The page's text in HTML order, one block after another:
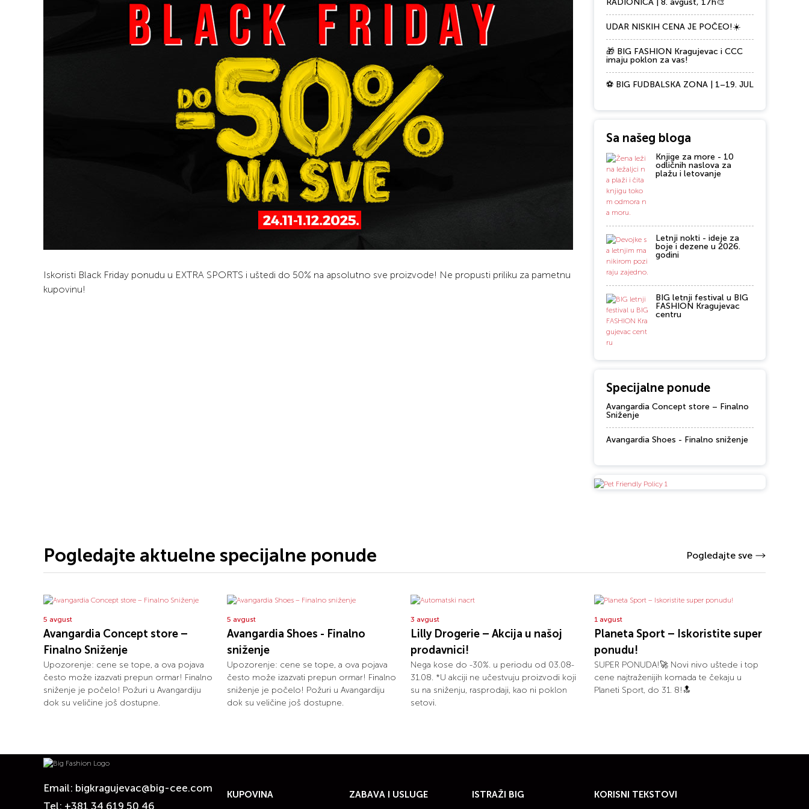
Iskoristi Black Friday ponudu u EXTRA SPORTS i uštedi do 50% na apsolutno sve proizvode! Ne propusti priliku za pametnu
kupovinu!
RADIONICA | 8. avgust, 17h🎨
UDAR NISKIH CENA JE POČEO!☀️
🎁 BIG FASHION Kragujevac i CCC
imaju poklon za vas!
⚽ BIG FUDBALSKA ZONA | 1–19. JUL
Sa našeg bloga
Knjige za more - 10
odličnih naslova za
plažu i letovanje
Letnji nokti - ideje za
boje i dezene u 2026.
godini
BIG letnji festival u BIG
FASHION Kragujevac
centru
Specijalne ponude
Avangardia Concept store – Finalno
Sniženje
Avangardia Shoes - Finalno sniženje
Pogledajte aktuelne specijalne ponude Pogledajte sve
5 avgust
Avangardia Concept store –
Finalno Sniženje
Upozorenje: cene se tope, a ova pojava
često može izazvati prepun ormar! Finalno
sniženje je počelo! Požuri u Avangardiju
dok su veličine još dostupne.
5 avgust
Avangardia Shoes - Finalno
sniženje
Upozorenje: cene se tope, a ova pojava
često može izazvati prepun ormar! Finalno
sniženje je počelo! Požuri u Avangardiju
dok su veličine još dostupne.
3 avgust
Lilly Drogerie – Akcija u našoj
prodavnici!
Nega kose do -30%. u periodu od 03.08-
31.08. *U akciji ne učestvuju proizvodi koji
su na sniženju, rasprodaji, kao ni poklon
setovi.
1 avgust
Planeta Sport – Iskoristite super
ponudu!
SUPER PONUDA!🚀 Novi nivo uštede i top
cene najtraženijih komada te čekaju u
Planeti Sport, do 31. 8!🔝
Email: bigkragujevac@big-cee.com
Tel: +381 34 619 50 46
KUPOVINA ZABAVA I USLUGE ISTRAŽI BIG KORISNI TEKSTOVI